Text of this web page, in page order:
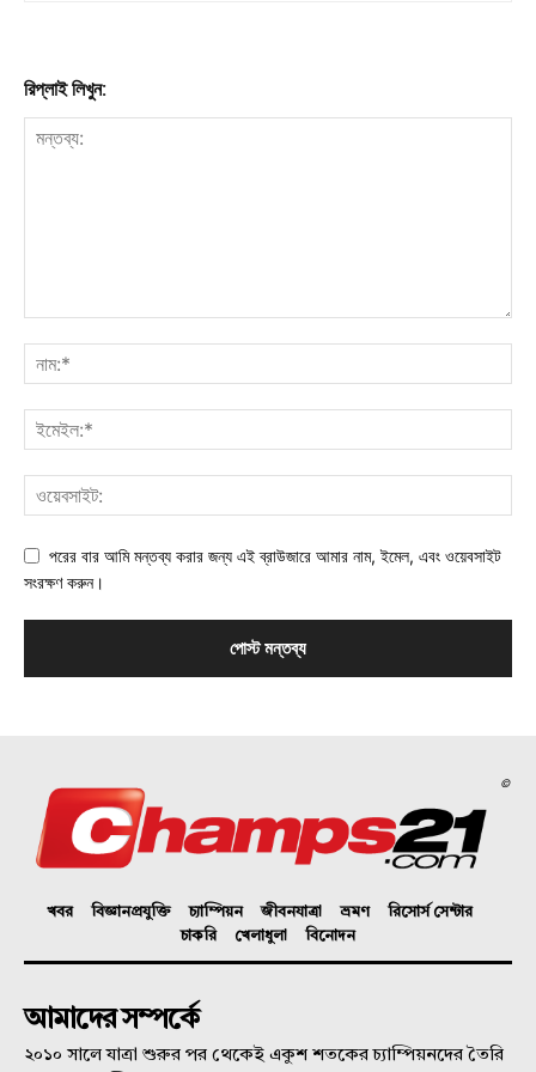
রিপ্লাই লিখুন:
পরের বার আমি মন্তব্য করার জন্য এই ব্রাউজারে আমার নাম, ইমেল, এবং ওয়েবসাইট
সংরক্ষণ করুন।
©
খবর বিজ্ঞানপ্রযুক্তি চ্যাম্পিয়ন জীবনযাত্রা ভ্রমণ
রিসোর্স সেন্টার
চাকরি
খেলাধুলা বিনোদন
আমাদের সম্পর্কে
২০১০ সালে যাত্রা শুরুর পর থেকেই একুশ শতকের চ্যাম্পিয়নদের তৈরি